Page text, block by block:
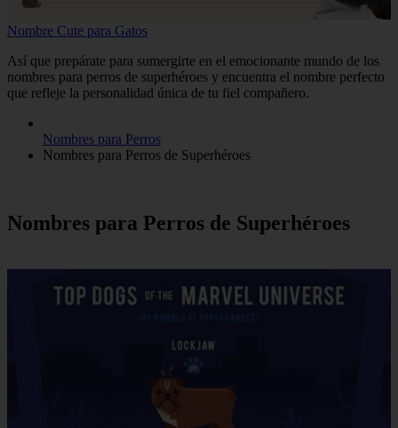
Nombre Cute para Gatos
Así que prepárate para sumergirte en el emocionante mundo de los
nombres para perros de superhéroes y encuentra el nombre perfecto
que refleje la personalidad única de tu fiel compañero.
Nombres para Perros
Nombres para Perros de Superhéroes
Nombres para Perros de Superhéroes